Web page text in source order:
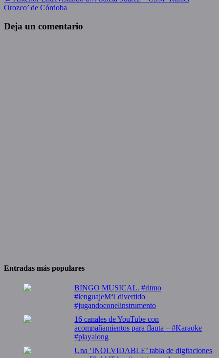
de
entradas
anterior:
Orozco’ de Córdoba
Deja un comentario
Entradas más populares
BINGO MUSICAL. #ritmo
#lenguajeMªLdivertido
#jugandoconelinstrumento
16 canales de YouTube con
acompañamientos para flauta – #Karaoke
#playalong
Una ‘INOLVIDABLE’ tabla de digitaciones